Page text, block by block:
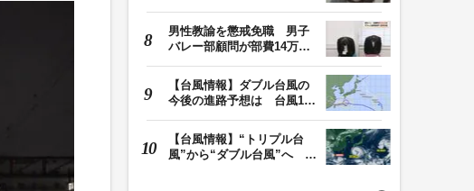
男性教諭を懲戒免職 男子
バレー部顧問が部費14万円
【台風情報】ダブル台風の
今後の進路予想は 台風13
【台風情報】“トリプル台
風”から“ダブル台風”へ 13